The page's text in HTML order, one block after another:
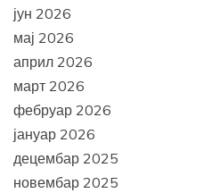
јун 2026
мај 2026
април 2026
март 2026
фебруар 2026
јануар 2026
децембар 2025
новембар 2025